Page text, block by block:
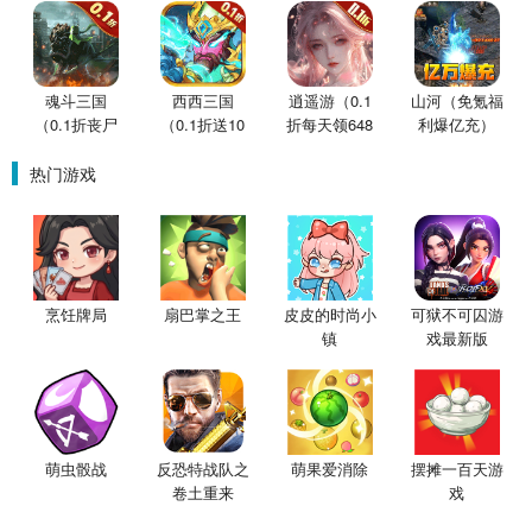
魂斗三国
（0.1折丧尸
西西三国
（0.1折送10
逍遥游（0.1
折每天领648
山河（免氪福
利爆亿充）
热门游戏
烹饪牌局 扇巴掌之王
皮皮的时尚小
镇
可狱不可囚游
戏最新版
萌虫骰战
反恐特战队之
卷土重来
萌果爱消除
摆摊一百天游
戏